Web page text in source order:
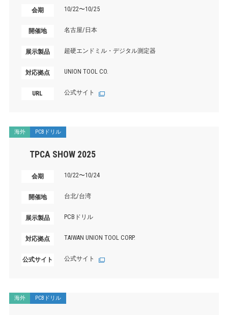
会期 10/22〜10/25
開催地 名古屋/日本
展示製品 超硬エンドミル・デジタル測定器
対応拠点 UNION TOOL CO.
URL 公式サイト
海外 PCBドリル
TPCA SHOW 2025
会期 10/22〜10/24
開催地 台北/台湾
展示製品 PCBドリル
対応拠点 TAIWAN UNION TOOL CORP.
公式サイト 公式サイト
海外 PCBドリル